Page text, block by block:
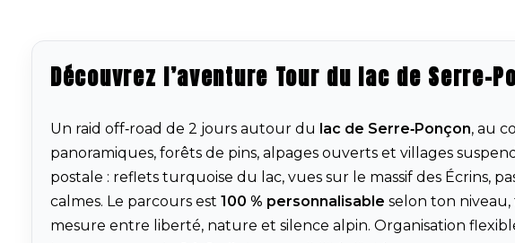
Découvrez l’aventure Tour du lac de Serre-
Un raid off‑road de 2 jours autour du lac de Serre‑Ponçon, au
panoramiques, forêts de pins, alpages ouverts et villages
postale : reflets turquoise du lac, vues sur le massif des Écrins,
calmes. Le parcours est 100 % personnalisable selon ton
mesure entre liberté, nature et silence alpin. Organisation